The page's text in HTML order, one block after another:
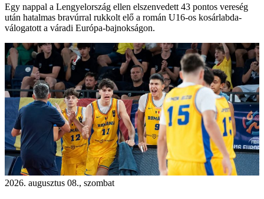
Egy nappal a Lengyelország ellen elszenvedett 43 pontos vereség
után hatalmas bravúrral rukkolt elő a román U16-os kosárlabda-
válogatott a váradi Európa-bajnokságon.
2026. augusztus 08., szombat